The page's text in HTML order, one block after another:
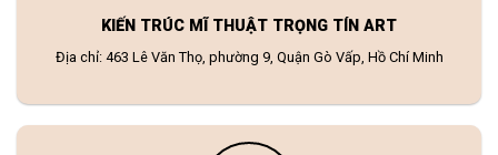
KIẾN TRÚC MĨ THUẬT TRỌNG TÍN ART
Địa chỉ: 463 Lê Văn Thọ, phường 9, Quận Gò Vấp, Hồ Chí Minh